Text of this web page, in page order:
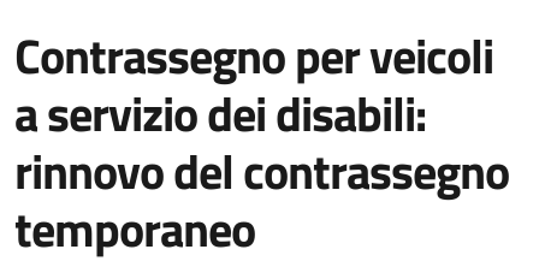
Contrassegno per veicoli
a servizio dei disabili:
rinnovo del contrassegno
temporaneo